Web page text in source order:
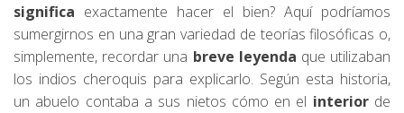
significa exactamente hacer el bien? Aquí podríamos
sumergirnos en una gran variedad de teorías filosóficas o,
simplemente, recordar una breve leyenda que utilizaban
los indios cheroquis para explicarlo. Según esta historia,
un abuelo contaba a sus nietos cómo en el interiorde